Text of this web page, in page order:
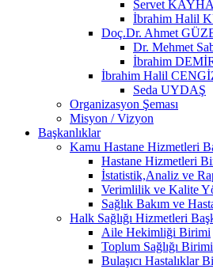
Servet
İbrahim Halil
Doç.Dr. Ahmet
Dr. Mehmet
İbrahim
İbrahim Halil
Seda UYDAŞ
Organizasyon Şeması
Misyon / Vizyon
Başkanlıklar
Kamu Hastane Hizmetleri
Hastane Hizmetleri
İstatistik,Analiz ve
Verimlilik ve Kalite
Sağlık Bakım ve
Halk Sağlığı Hizmetleri
Aile Hekimliği Birimi
Toplum Sağlığı Birimi
Bulaşıcı Hastalıklar